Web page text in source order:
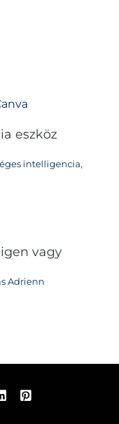
eszköz
intelligencia,
vagy
Adrienn